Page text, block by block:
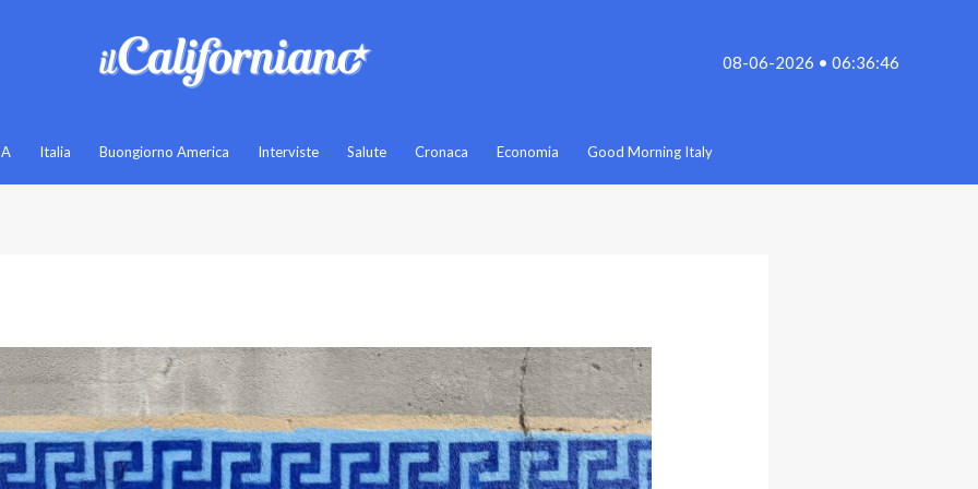
08-06-2026 • 06:36:46
Italia Buongiorno America Interviste Salute Cronaca Economia Good Morning Italy